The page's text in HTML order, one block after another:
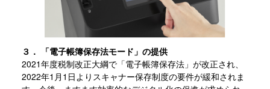
３． 「電子帳簿保存法モード」の提供
2021年度税制改正大綱で「電子帳簿保存法」が改正され、
2022年1月1日よりスキャナー保存制度の要件が緩和されま